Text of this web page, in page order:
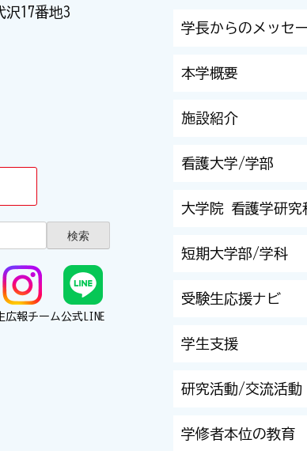
17番地3
広報チーム公式LINE
学長からのメッセ
本学概要
施設紹介
看護大学/学部
大学院 看護学研究
短期大学部/学科
受験生応援ナビ
学生支援
研究活動/交流活動
学修者本位の教育